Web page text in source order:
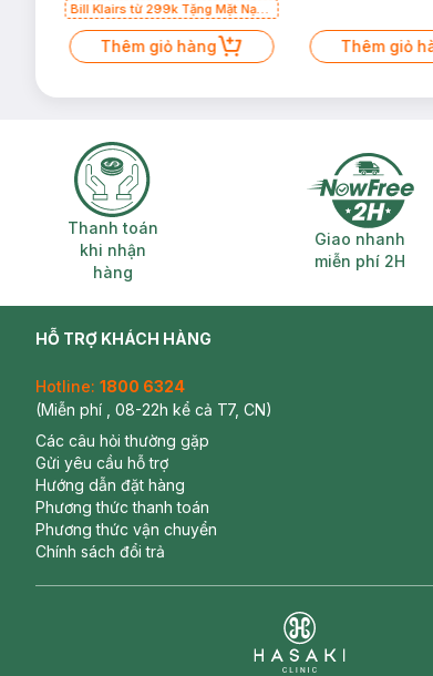
Bill Klairs từ 299k Tặng Mặt Nạ
Làm Dịu Da & Kiểm Soát Dầu
Nhờn 25ml (SL Có Hạn)
Thêm giỏ hàng Thêm giỏ
Thanh toán khi nhận hàng
Thanh toán
khi nhận
hàng
Giao
Giao nhanh
miễn phí 2H
HỖ TRỢ KHÁCH HÀNG
Hotline: 1800 6324
(Miễn phí , 08-22h kể cả T7, CN)
Các câu hỏi thường gặp
Gửi yêu cầu hỗ trợ
Hướng dẫn đặt hàng
Phương thức thanh toán
Phương thức vận chuyển
Chính sách đổi trả